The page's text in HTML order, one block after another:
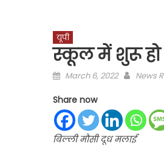
यूपी
स्कूल में शुरू हो
Posted
March 6, 2022 Author
News
Share now
बिल्ली मौसी दूध मलाई